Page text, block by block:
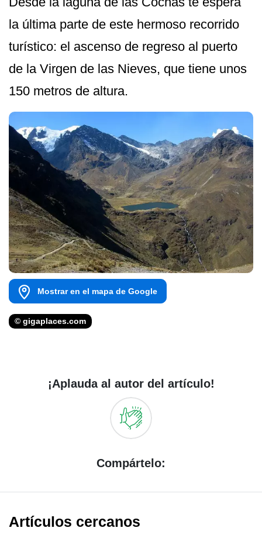
la última parte de este hermoso recorrido
turístico: el ascenso de regreso al puerto
de la Virgen de las Nieves, que tiene unos
150 metros de altura.
Mostrar en el mapa de Google
© gigaplaces.com
¡Aplauda al autor del artículo!
Compártelo:
Artículos cercanos